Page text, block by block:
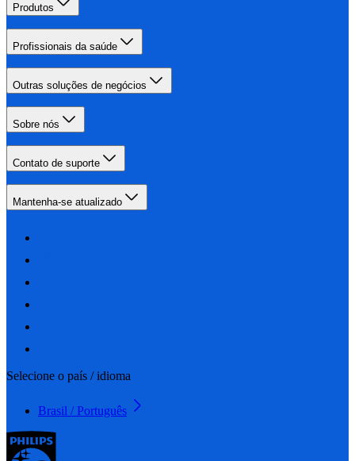
Produtos
Profissionais da saúde
Outras soluções de negócios
Sobre nós
Contato de suporte
Mantenha-se atualizado
Selecione o país / idioma
Brasil / Português